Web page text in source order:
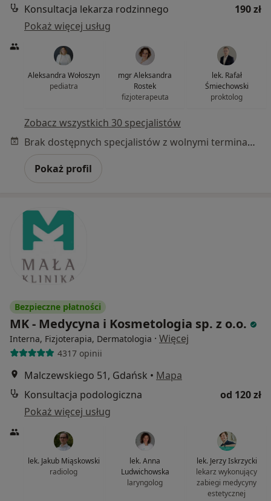
Konsultacja lekarza rodzinnego
190 zł
Pokaż więcej usług
Aleksandra Wołoszyn
pediatra
mgr Aleksandra
Rostek
fizjoterapeuta
lek. Rafał
Śmiechowski
proktolog
Zobacz wszystkich 30 specjalistów
Brak dostępnych specjalistów z wolnymi terminami w tym centrum medycznym.
Pokaż profil
Bezpieczne płatności
MK - Medycyna i Kosmetologia sp. z o.o.
Interna, Fizjoterapia, Dermatologia · Więcej
4317 opinii
Malczewskiego 51, Gdańsk • Mapa
Konsultacja podologiczna
od 120 zł
Pokaż więcej usług
lek. Jakub Miąskowski
radiolog
lek. Anna
Ludwichowska
laryngolog
lek. Jerzy Iskrzycki
lekarz wykonujący
zabiegi medycyny
estetycznej